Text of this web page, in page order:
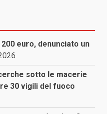
euro, denunciato un
sotto le macerie
30 vigili del fuoco